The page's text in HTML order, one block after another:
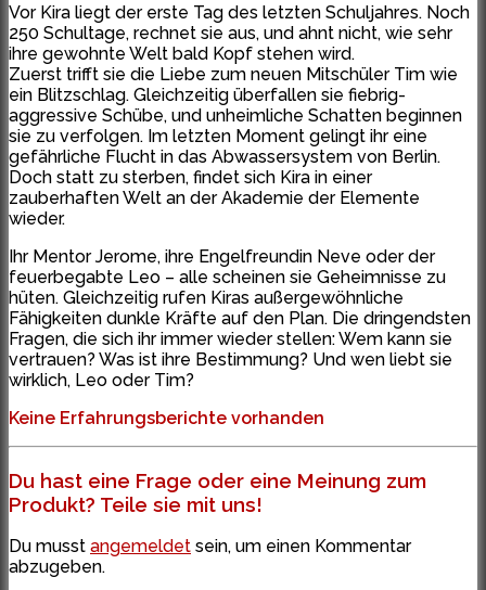
Vor Kira liegt der erste Tag des letzten Schuljahres. Noch
250 Schultage, rechnet sie aus, und ahnt nicht, wie sehr
ihre gewohnte Welt bald Kopf stehen wird.
Zuerst trifft sie die Liebe zum neuen Mitschüler Tim wie
ein Blitzschlag. Gleichzeitig überfallen sie fiebrig-
aggressive Schübe, und unheimliche Schatten beginnen
sie zu verfolgen. Im letzten Moment gelingt ihr eine
gefährliche Flucht in das Abwassersystem von Berlin.
Doch statt zu sterben, findet sich Kira in einer
zauberhaften Welt an der Akademie der Elemente
wieder.
Ihr Mentor Jerome, ihre Engelfreundin Neve oder der
feuerbegabte Leo – alle scheinen sie Geheimnisse zu
hüten. Gleichzeitig rufen Kiras außergewöhnliche
Fähigkeiten dunkle Kräfte auf den Plan. Die dringendsten
Fragen, die sich ihr immer wieder stellen: Wem kann sie
vertrauen? Was ist ihre Bestimmung? Und wen liebt sie
wirklich, Leo oder Tim?
Keine Erfahrungsberichte vorhanden
Du hast eine Frage oder eine Meinung zum
Produkt? Teile sie mit uns!
Du musst angemeldet sein, um einen Kommentar
abzugeben.